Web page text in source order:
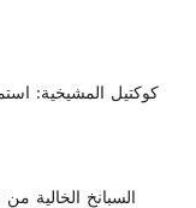
كوكتيل المشيخية:
السبانخ الخالية من